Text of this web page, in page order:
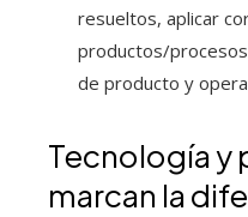
resueltos, aplicar
productos/
de producto y
Tecnología y
marcan la